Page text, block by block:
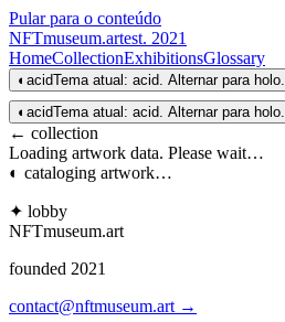
Pular para o conteúdo
NFTmuseum.artest. 2021
HomeCollectionExhibitionsGlossary
◐ acidTema atual: acid. Alternar para holo.
◐ acidTema atual: acid. Alternar para holo.
← collection
Loading artwork data. Please wait…
◐ cataloging artwork…
✦ lobby
NFTmuseum.art
founded 2021
contact@nftmuseum.art →